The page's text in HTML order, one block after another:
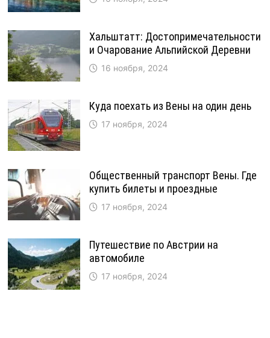
Хальштатт: Достопримечательности
и Очарование Альпийской Деревни
16 ноября, 2024
Куда поехать из Вены на один день
17 ноября, 2024
Общественный транспорт Вены. Где
купить билеты и проездные
17 ноября, 2024
Путешествие по Австрии на
автомобиле
17 ноября, 2024